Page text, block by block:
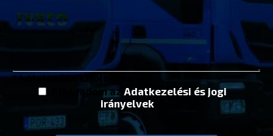
* kötelezően kitöltendő
Elfogadom az Adatkezelési és jogi
irányelveket